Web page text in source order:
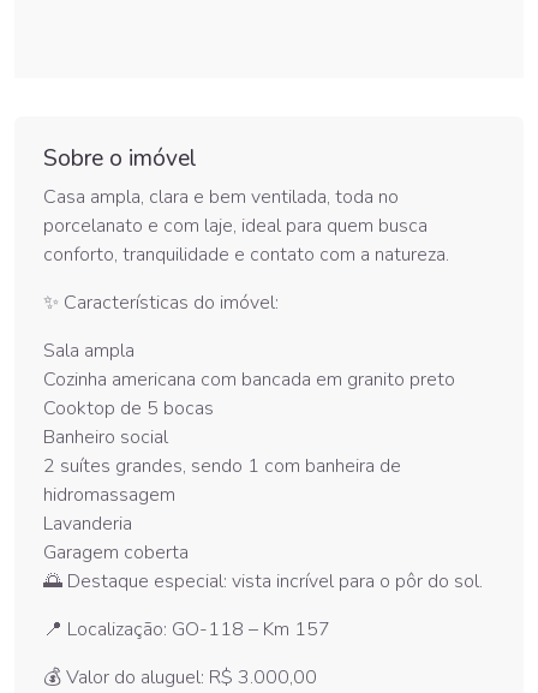
Sobre o imóvel
Casa ampla, clara e bem ventilada, toda no
porcelanato e com laje, ideal para quem busca
conforto, tranquilidade e contato com a natureza.
✨ Características do imóvel:
Sala ampla
Cozinha americana com bancada em granito preto
Cooktop de 5 bocas
Banheiro social
2 suítes grandes, sendo 1 com banheira de
hidromassagem
Lavanderia
Garagem coberta
🌅 Destaque especial: vista incrível para o pôr do sol.
📍 Localização: GO-118 – Km 157
💰 Valor do aluguel: R$ 3.000,00